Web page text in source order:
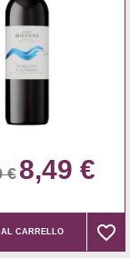
€ 8,49 €
CARRELLO favorite_border
favorite_border